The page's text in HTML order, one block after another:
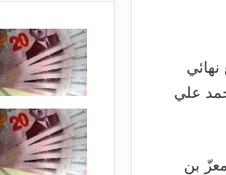
ربع نهائي
علي
بن